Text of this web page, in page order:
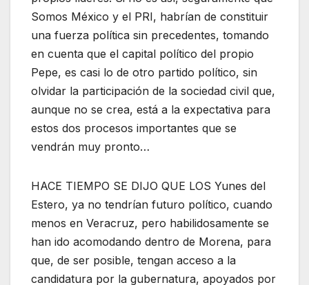
Somos México y el PRI, habrían de constituir
una fuerza política sin precedentes, tomando
en cuenta que el capital político del propio
Pepe, es casi lo de otro partido político, sin
olvidar la participación de la sociedad civil que,
aunque no se crea, está a la expectativa para
estos dos procesos importantes que se
vendrán muy pronto…
HACE TIEMPO SE DIJO QUE LOS Yunes del
Estero, ya no tendrían futuro político, cuando
menos en Veracruz, pero habilidosamente se
han ido acomodando dentro de Morena, para
que, de ser posible, tengan acceso a la
candidatura por la gubernatura, apoyados por